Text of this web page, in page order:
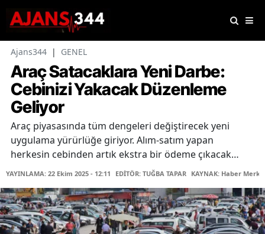
Ajans344 | GENEL
Araç Satacaklara Yeni Darbe:
Cebinizi Yakacak Düzenleme
Geliyor
Araç piyasasında tüm dengeleri değiştirecek yeni
uygulama yürürlüğe giriyor. Alım-satım yapan
herkesin cebinden artık ekstra bir ödeme çıkacak…
YAYINLAMA: 22 Ekim 2025 - 12:11 EDİTÖR: TUĞBA TAPAR KAYNAK: Haber